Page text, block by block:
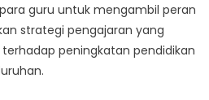
guru untuk mengambil peran
strategi pengajaran yang
peningkatan pendidikan